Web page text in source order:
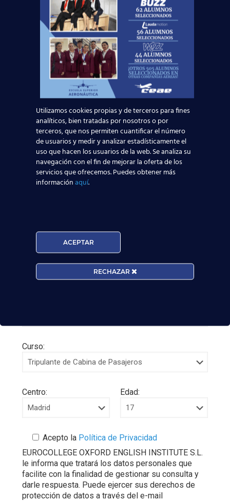
quieren ser TCP
Leer más
Nuevas rutas en España y por qué la aviación
te busca en 2026
Leer más
El Aeropuerto de Madrid-Barajas supera los 6
millones de pasajeros en mayo: ¿qué significa
para el empleo de TCP?
Leer más
Curso:
Centro: Edad:
Acepto la Política de Privacidad
EUROCOLLEGE OXFORD ENGLISH INSTITUTE S.L.
le informa que tratará los datos personales que
facilite con la finalidad de gestionar su consulta y
darle respuesta. Puede ejercer sus derechos de
protección de datos a través del e-mail
Utilizamos cookies propias y de terceros para fines
analíticos, bien tratadas por nosotros o por
terceros, que nos permiten cuantificar el número
de usuarios y medir y analizar estadísticamente el
uso que hacen los usuarios de la web. Se analiza su
navegación con el fin de mejorar la oferta de los
servicios que ofrecemos. Puedes obtener más
informaciónaquí.
ACEPTAR
RECHAZAR